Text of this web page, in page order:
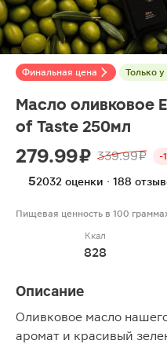
Финальная цена Только у
Масло оливковое
of Taste 250мл
279.99 ₽ 339.99 ₽ -
52032 оценки · 188
Пищевая ценность в 100
Ккал
828
Описание
Оливковое масло
аромат и красивый